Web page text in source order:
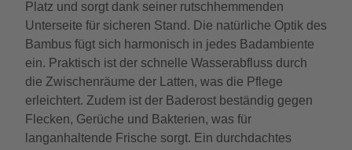
Platz und sorgt dank seiner rutschhemmenden
Unterseite für sicheren Stand. Die natürliche Optik des
Bambus fügt sich harmonisch in jedes Badambiente
ein. Praktisch ist der schnelle Wasserabfluss durch
die Zwischenräume der Latten, was die Pflege
erleichtert. Zudem ist der Baderost beständig gegen
Flecken, Gerüche und Bakterien, was für
langanhaltende Frische sorgt. Ein durchdachtes